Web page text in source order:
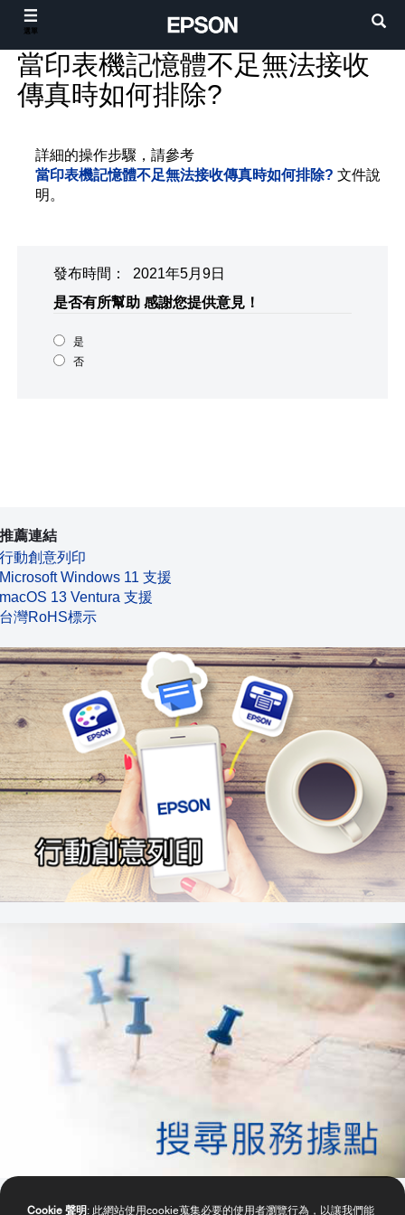
當印表機記憶體不足無法接收
傳真時如何排除?
詳細的操作步驟，請參考
當印表機記憶體不足無法接收傳真時如何排除? 文件說
明。
發布時間： 2021年5月9日
是否有所幫助 感謝您提供意見！
是
否
推薦連結
行動創意列印
Microsoft Windows 11 支援
macOS 13 Ventura 支援
台灣RoHS標示
Cookie 聲明 : 此網站使用cookie蒐集必要的使用者瀏覽行為，以讓我們能